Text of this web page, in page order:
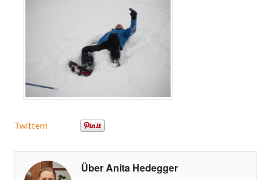
Twittern
Über Anita Hedegger